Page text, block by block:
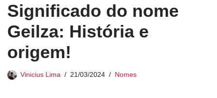
Significado do nome
Geilza: História e
origem!
Vinicius Lima 21/03/2024 Nomes